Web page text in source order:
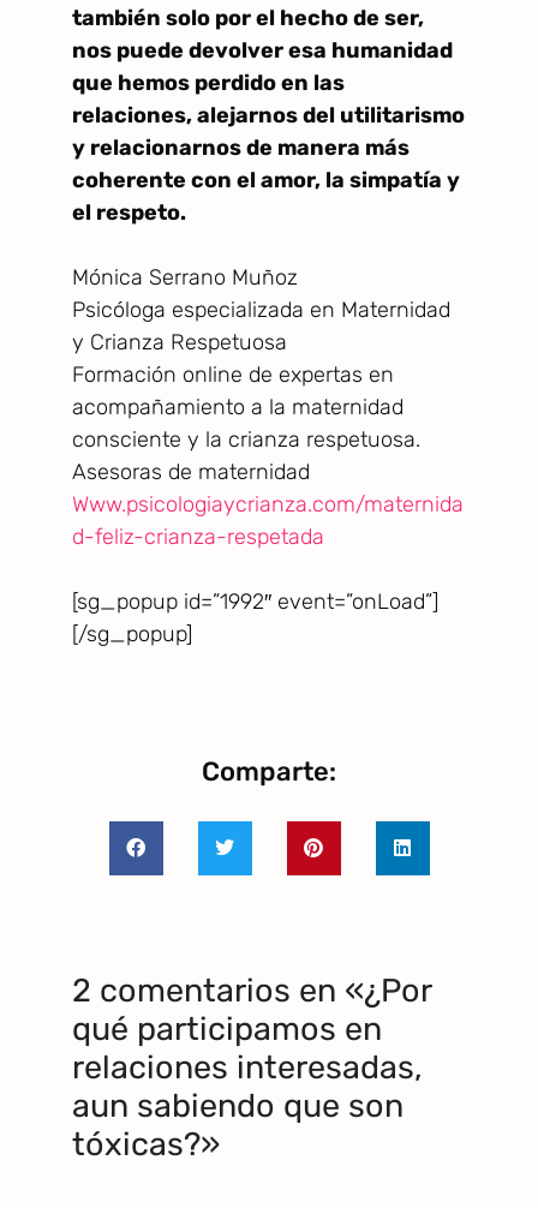
también solo por el hecho de ser,
nos puede devolver esa humanidad
que hemos perdido en las
relaciones, alejarnos del utilitarismo
y relacionarnos de manera más
coherente con el amor, la simpatía y
el respeto.
Mónica Serrano Muñoz
Psicóloga especializada en Maternidad
y Crianza Respetuosa
Formación online de expertas en
acompañamiento a la maternidad
consciente y la crianza respetuosa.
Asesoras de maternidad
Www.psicologiaycrianza.com/maternida
d-feliz-crianza-respetada
[sg_popup id=”1992″ event=”onLoad”]
[/sg_popup]
Comparte:
2 comentarios en «¿Por
qué participamos en
relaciones interesadas,
aun sabiendo que son
tóxicas?»